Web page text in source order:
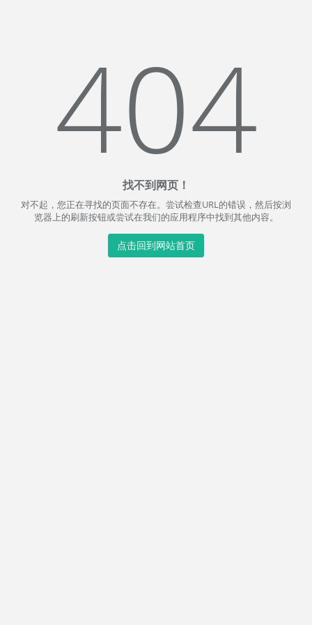
404
找不到网页！
对不起，您正在寻找的页面不存在。尝试检查URL的错误，然后按浏
览器上的刷新按钮或尝试在我们的应用程序中找到其他内容。
点击回到网站首页